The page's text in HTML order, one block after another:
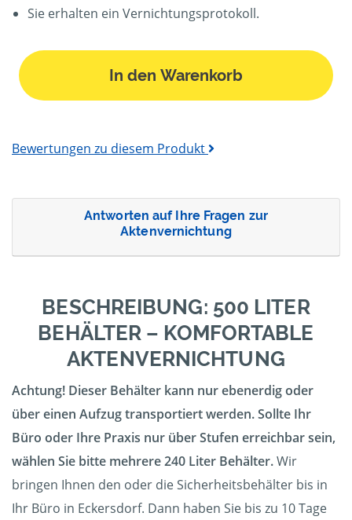
Sie erhalten ein Vernichtungsprotokoll.
In den Warenkorb
Bewertungen zu diesem Produkt
Antworten auf Ihre Fragen zur
Aktenvernichtung
BESCHREIBUNG: 500 LITER
BEHÄLTER – KOMFORTABLE
AKTENVERNICHTUNG
Achtung! Dieser Behälter kann nur ebenerdig oder
über einen Aufzug transportiert werden. Sollte Ihr
Büro oder Ihre Praxis nur über Stufen erreichbar sein,
wählen Sie bitte mehrere 240 Liter Behälter.Wir
bringen Ihnen den oder die Sicherheitsbehälter bis in
Ihr Büro in Eckersdorf. Dann haben Sie bis zu 10 Tage